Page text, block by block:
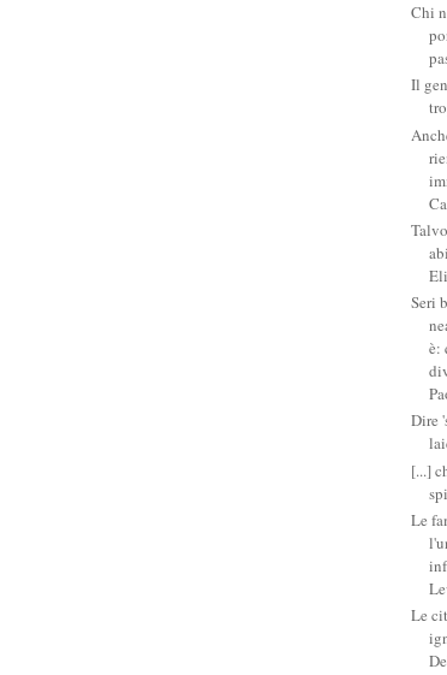
Chi
Il
Seri
è:
Dire
[...]
Le
Le